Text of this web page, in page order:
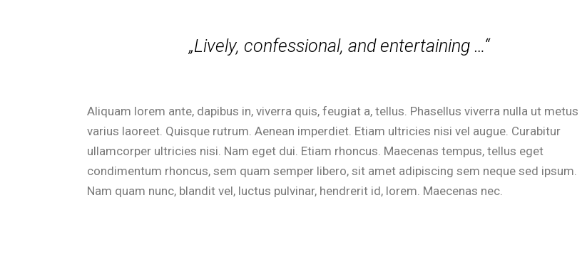
„Lively, confessional, and entertaining …“
Aliquam lorem ante, dapibus in, viverra quis, feugiat a, tellus. Phasellus viverra nulla ut metus
varius laoreet. Quisque rutrum. Aenean imperdiet. Etiam ultricies nisi vel augue. Curabitur
ullamcorper ultricies nisi. Nam eget dui. Etiam rhoncus. Maecenas tempus, tellus eget
condimentum rhoncus, sem quam semper libero, sit amet adipiscing sem neque sed ipsum.
Nam quam nunc, blandit vel, luctus pulvinar, hendrerit id, lorem. Maecenas nec.